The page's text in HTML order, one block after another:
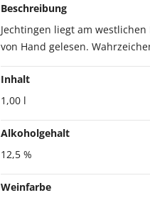
Beschreibung
Jechtingen liegt am
von Hand gelesen.
Inhalt
1,00 l
Alkoholgehalt
12,5 %
Weinfarbe